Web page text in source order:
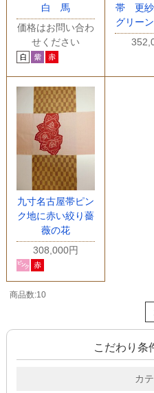
白 馬
価格はお問い合わ
せください
帯 更紗
グリー
九寸名古屋帯ピン
ク地に赤い絞り薔
薇の花
308,000円
商品数:10
こだわり条
カ